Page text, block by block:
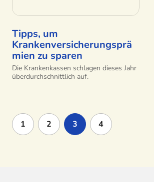
Tipps, um
Krankenversicherungsprä
mien zu sparen
Die Krankenkassen schlagen dieses Jahr
überdurchschnittlich auf.
1 2 3 4